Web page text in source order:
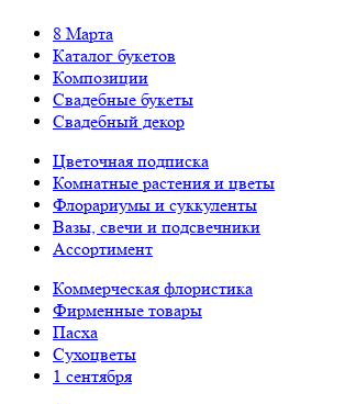
8 Марта
Каталог букетов
Композиции
Свадебные букеты
Свадебный декор
Цветочная подписка
Комнатные растения и цветы
Флорариумы и суккуленты
Вазы, свечи и подсвечники
Ассортимент
Коммерческая флористика
Фирменные товары
Пасха
Сухоцветы
1 сентября